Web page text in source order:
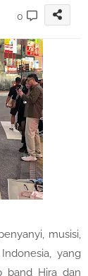
0
musisi,
yang
band Hira dan